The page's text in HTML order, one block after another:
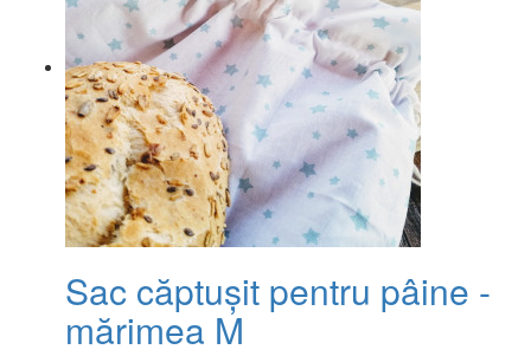
Sac căptușit pentru pâine -
mărimea M